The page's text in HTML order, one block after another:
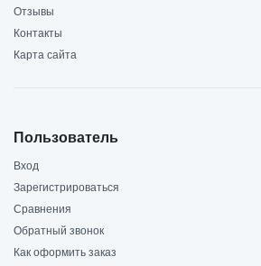
Отзывы
Контакты
Карта сайта
Пользователь
Вход
Зарегистрироваться
Сравнения
Обратный звонок
Как оформить заказ